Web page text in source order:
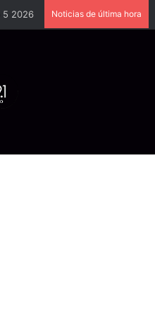
5 2026 Noticias de última hora